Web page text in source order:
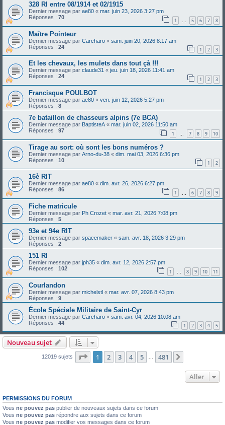
328 RI entre 08/1914 et 02/1915
Dernier message par ae80 « mar. juin 23, 2026 3:27 pm
Réponses : 70 1 … 5 6 7 8
Maître Pointeur
Dernier message par Carcharo « sam. juin 20, 2026 8:17 am
Réponses : 24 1 2 3
Et les chevaux, les mulets dans tout çà !!!
Dernier message par claude31 « jeu. juin 18, 2026 11:41 am
Réponses : 24 1 2 3
Francisque POULBOT
Dernier message par ae80 « ven. juin 12, 2026 5:27 pm
Réponses : 8
7e bataillon de chasseurs alpins (7e BCA)
Dernier message par BaptisteA « mar. juin 02, 2026 11:50 am
Réponses : 97 1 … 7 8 9 10
Tirage au sort: où sont les bons numéros ?
Dernier message par Arno-du-38 « dim. mai 03, 2026 6:36 pm
Réponses : 10 1 2
16è RIT
Dernier message par ae80 « dim. avr. 26, 2026 6:27 pm
Réponses : 86 1 6 7 8 9
Fiche matricule
Dernier message par Ph Crozet « mar. avr. 21, 2026 7:08 pm
Réponses : 5
93e et 94e RIT
Dernier message par spacemaker « sam. avr. 18, 2026 3:29 pm
Réponses : 2
151 RI
Dernier message par jph35 « dim. avr. 12, 2026 2:57 pm
Réponses : 102 1 … 8 9 10 11
Courlandon
Dernier message par michelstl « mar. avr. 07, 2026 8:43 pm
Réponses : 9
École Spéciale Militaire de Saint-Cyr
Dernier message par Carcharo « sam. avr. 04, 2026 10:08 am
Réponses : 44 1 2 3 4 5
Nouveau sujet
12019 sujets Page 1sur481
1 2 3 4 5 481
Aller
PERMISSIONS DU FORUM
Vous ne pouvez pas publier de nouveaux sujets dans ce forum
Vous ne pouvez pas répondre aux sujets dans ce forum
Vous ne pouvez pas modifier vos messages dans ce forum